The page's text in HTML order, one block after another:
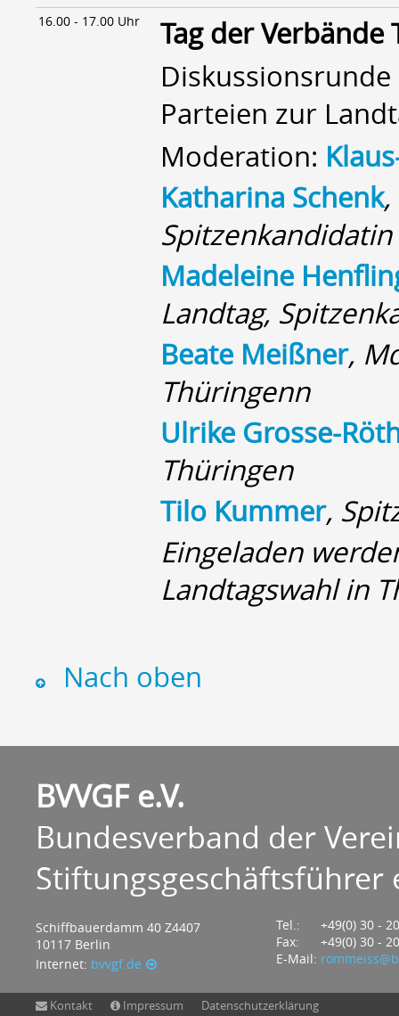
16.00 - 17.00 Uhr
Tag der Verbände
Parteien zur
Moderation:
Katharina Schenk,
Spitzenkandidatin
Madeleine
Landtag,
Beate Meißner,
Thüringenn
Ulrike Grosse-
Thüringen
Tilo Kummer,
Eingeladen
Landtagswahl in
Nach oben
BVVGF e.V.
Bundesverband der
Stiftungsgeschäftsführer
Schiffbauerdamm 40 Z4407
10117 Berlin
Internet: bvvgf.de
Tel.:
+49(0) 30 -
Fax:
+49(0) 30 -
E-Mail:
Kontakt Impressum Datenschutzerklärung